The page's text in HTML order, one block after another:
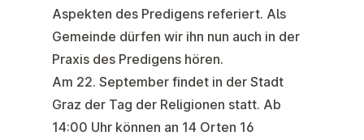
Aspekten des Predigens referiert. Als
Gemeinde dürfen wir ihn nun auch in der
Praxis des Predigens hören.
Am 22. September findet in der Stadt
Graz der Tag der Religionen statt. Ab
14:00 Uhr können an 14 Orten 16